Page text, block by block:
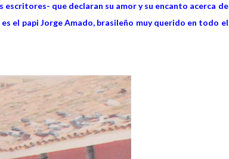
que declaran su amor y su encanto acerca de
el papi Jorge Amado, brasileño muy querido en todo el